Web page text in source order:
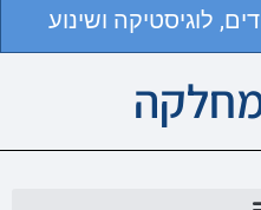
לוגיסטיקה ושינוע